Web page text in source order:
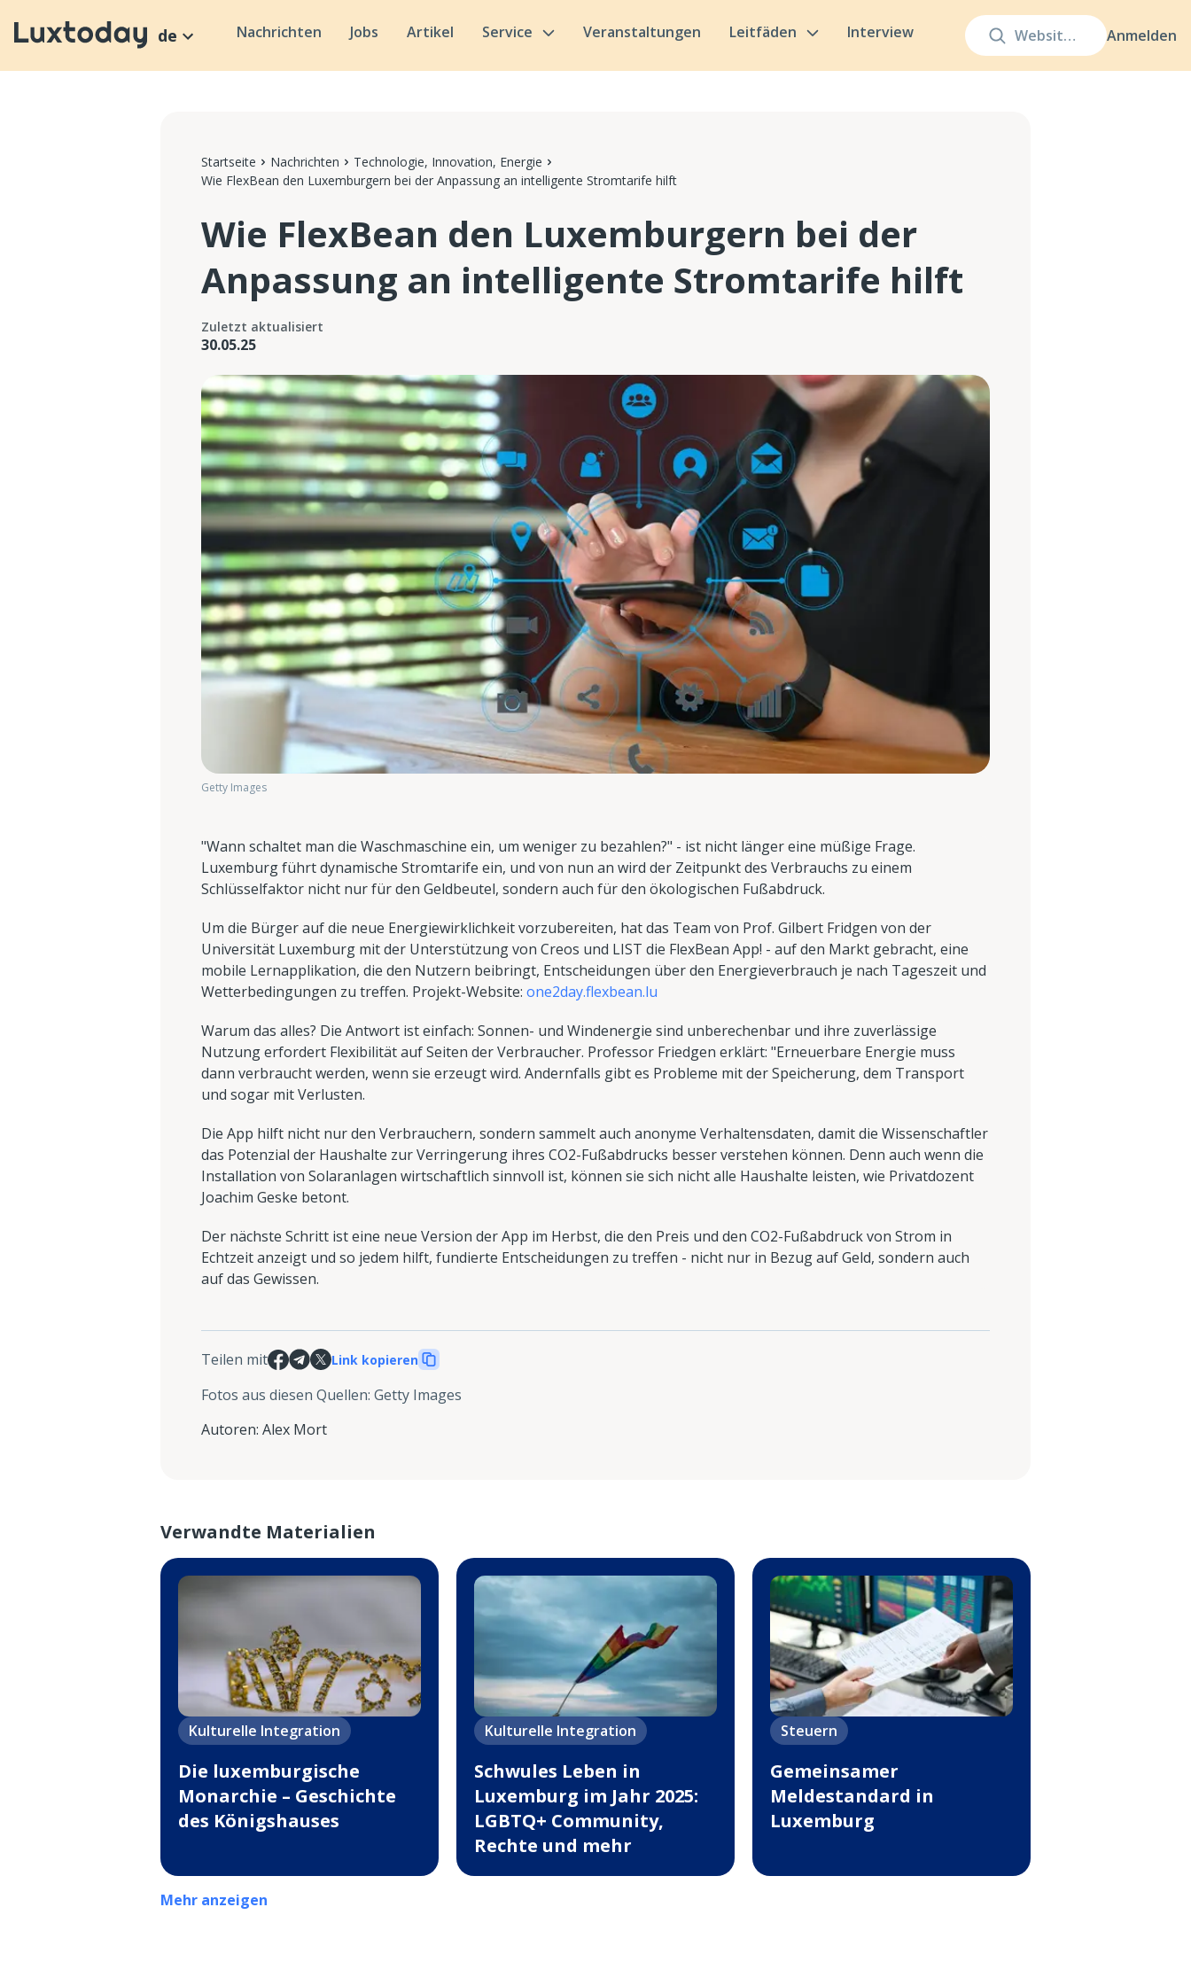
Anmelden
de Nachrichten Jobs Artikel Service Veranstaltungen Leitfäden Interview
Startseite Nachrichten
Technologie, Innovation, Energie
Wie FlexBean den Luxemburgern bei der Anpassung an intelligente Stromtarife hilft
Wie FlexBean den Luxemburgern bei der
Anpassung an intelligente Stromtarife hilft
Zuletzt aktualisiert
30.05.25
Getty Images
"Wann schaltet man die Waschmaschine ein, um weniger zu bezahlen?" - ist nicht länger eine müßige Frage.
Luxemburg führt dynamische Stromtarife ein, und von nun an wird der Zeitpunkt des Verbrauchs zu einem
Schlüsselfaktor nicht nur für den Geldbeutel, sondern auch für den ökologischen Fußabdruck.
Um die Bürger auf die neue Energiewirklichkeit vorzubereiten, hat das Team von Prof. Gilbert Fridgen von der
Universität Luxemburg mit der Unterstützung von Creos und LIST die FlexBean App! - auf den Markt gebracht, eine
mobile Lernapplikation, die den Nutzern beibringt, Entscheidungen über den Energieverbrauch je nach Tageszeit und
Wetterbedingungen zu treffen. Projekt-Website: one2day.flexbean.lu
Warum das alles? Die Antwort ist einfach: Sonnen- und Windenergie sind unberechenbar und ihre zuverlässige
Nutzung erfordert Flexibilität auf Seiten der Verbraucher. Professor Friedgen erklärt: "Erneuerbare Energie muss
dann verbraucht werden, wenn sie erzeugt wird. Andernfalls gibt es Probleme mit der Speicherung, dem Transport
und sogar mit Verlusten.
Die App hilft nicht nur den Verbrauchern, sondern sammelt auch anonyme Verhaltensdaten, damit die Wissenschaftler
das Potenzial der Haushalte zur Verringerung ihres CO2-Fußabdrucks besser verstehen können. Denn auch wenn die
Installation von Solaranlagen wirtschaftlich sinnvoll ist, können sie sich nicht alle Haushalte leisten, wie Privatdozent
Joachim Geske betont.
Der nächste Schritt ist eine neue Version der App im Herbst, die den Preis und den CO2-Fußabdruck von Strom in
Echtzeit anzeigt und so jedem hilft, fundierte Entscheidungen zu treffen - nicht nur in Bezug auf Geld, sondern auch
auf das Gewissen.
Teilen mit Link kopieren
Fotos aus diesen Quellen: Getty Images
Autoren: Alex Mort
Verwandte Materialien
Kulturelle Integration
Die luxemburgische
Monarchie – Geschichte
des Königshauses
Kulturelle Integration
Schwules Leben in
Luxemburg im Jahr 2025:
LGBTQ+ Community,
Rechte und mehr
Steuern
Gemeinsamer
Meldestandard in
Luxemburg
Mehr anzeigen